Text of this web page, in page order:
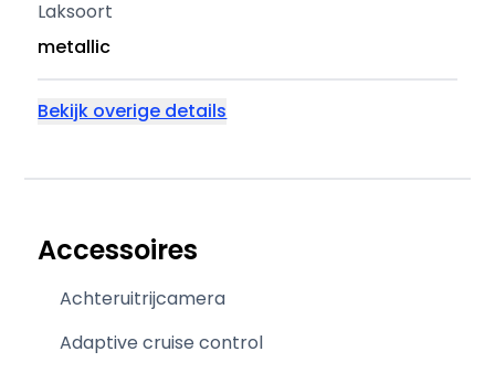
Laksoort
metallic
Bekijk overige details
Accessoires
Achteruitrijcamera
Adaptive cruise control